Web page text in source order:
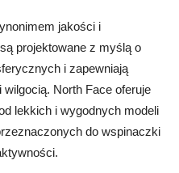
jakości i
projektowane z myślą o
i zapewniają
North Face oferuje
lekkich i wygodnych modeli
do wspinaczki